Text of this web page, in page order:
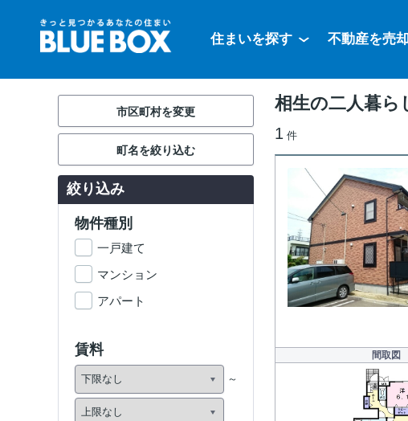
住まいを探す 不動産を売
相生の二人暮ら
1 件
間取図
市区町村を変更
町名を絞り込む
絞り込み
物件種別
一戸建て
マンション
アパート
賃料